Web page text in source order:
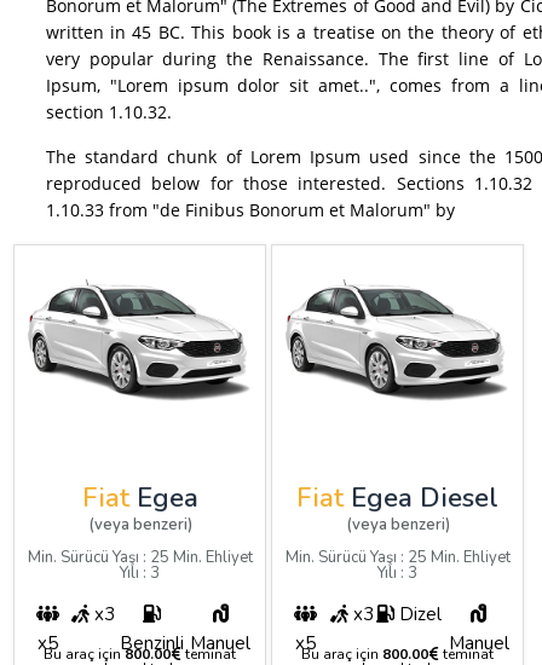
Bonorum et Malorum" (The Extremes of Good and Evil) by
written in 45 BC. This book is a treatise on the theory of
very popular during the Renaissance. The first line of
Ipsum, "Lorem ipsum dolor sit amet..", comes from a
section 1.10.32.
The standard chunk of Lorem Ipsum used since the
reproduced below for those interested. Sections 1.10.32
1.10.33 from "de Finibus Bonorum et Malorum" by
FiatEgea
(veya benzeri)
Min. Sürücü Yaşı : 25 Min. Ehliyet
Yılı : 3
x5
x3
Benzinli Manuel
Bu araç için800.00 teminat
FiatEgea Diesel
(veya benzeri)
Min. Sürücü Yaşı : 25 Min. Ehliyet
Yılı : 3
x5
x3
Dizel
Manuel
Bu araç için 800.00 teminat